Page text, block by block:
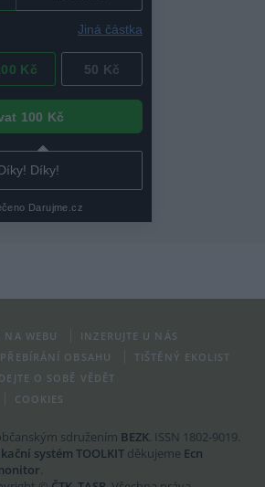
WEBU
INZERUJTE U NÁS
PŘEBÍRÁNÍ OBSAHU
TIŠTĚNÝ EKOLIST
DEJTE O SOBĚ VĚDĚT
COOKIES
sdružením BEZK. ISSN 1802-9019.
systém TOOLKIT děkujeme Ecn
.